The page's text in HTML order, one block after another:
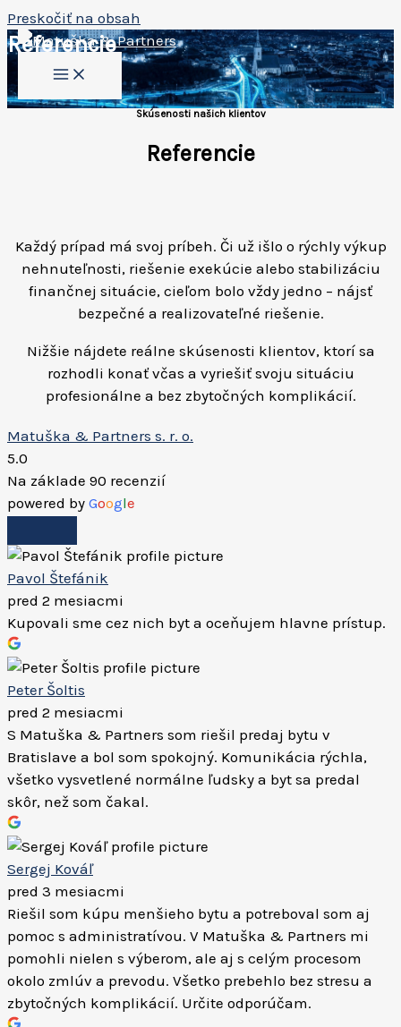
Preskočiť na obsah
Referencie
Skúsenosti našich klientov
Referencie
Každý prípad má svoj príbeh. Či už išlo o rýchly výkup
nehnuteľnosti, riešenie exekúcie alebo stabilizáciu
finančnej situácie, cieľom bolo vždy jedno – nájsť
bezpečné a realizovateľné riešenie.
Nižšie nájdete reálne skúsenosti klientov, ktorí sa
rozhodli konať včas a vyriešiť svoju situáciu
profesionálne a bez zbytočných komplikácií.
Matuška & Partners s. r. o.
5.0
Na základe 90 recenzií
powered by Google
Pavol Štefánik
pred 2 mesiacmi
Kupovali sme cez nich byt a oceňujem hlavne prístup.
Peter Šoltis
pred 2 mesiacmi
S Matuška & Partners som riešil predaj bytu v
Bratislave a bol som spokojný. Komunikácia rýchla,
všetko vysvetlené normálne ľudsky a byt sa predal
skôr, než som čakal.
Sergej Kováľ
pred 3 mesiacmi
Riešil som kúpu menšieho bytu a potreboval som aj
pomoc s administratívou. V Matuška & Partners mi
pomohli nielen s výberom, ale aj s celým procesom
okolo zmlúv a prevodu. Všetko prebehlo bez stresu a
zbytočných komplikácií. Určite odporúčam.